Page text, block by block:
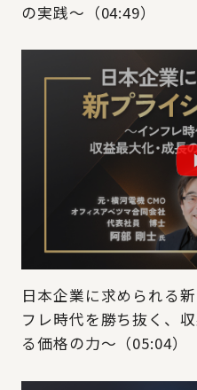
の実践～（04:49）
日本企業に求められる
フレ時代を勝ち抜く、
る価格の力～（05:04）